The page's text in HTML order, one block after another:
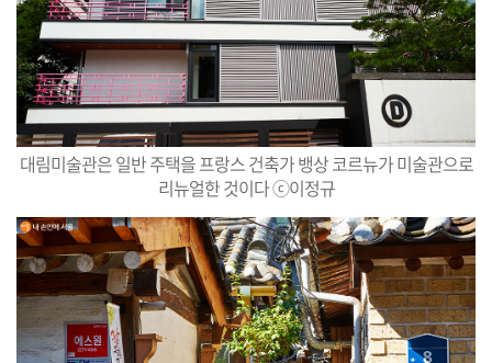
대림미술관은 일반 주택을 프랑스 건축가 뱅상 코르뉴가 미술관으로
리뉴얼한 것이다 ⓒ이정규